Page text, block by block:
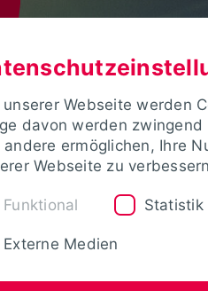
Webseite werden
davon werden
andere ermöglichen, Ihre
Webseite zu
Funktional Statistik
Externe Medien